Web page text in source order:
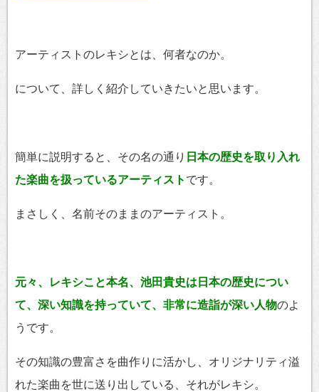
アーティストのレキシとは、何者なのか。
について、詳しく紹介していきたいと思います。
簡単に説明すると、その名の通り 日本の歴史を取り入れ
た楽曲を扱っているアーティスト です。
まさしく、名前そのままのアーティスト。
元々、レキシこと本名、池田貴史は日本の歴史につい
て、深い知識を持っていて、非常に造詣が深い人物のよ
うです。
その知識の豊富さを曲作りに活かし、オリジナリティ溢
れた楽曲を世に送り出している、それがレキシ。